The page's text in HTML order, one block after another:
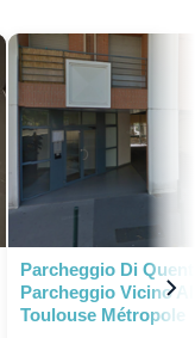
Parcheggio Di
Parcheggio Vicino
Toulouse Métropole